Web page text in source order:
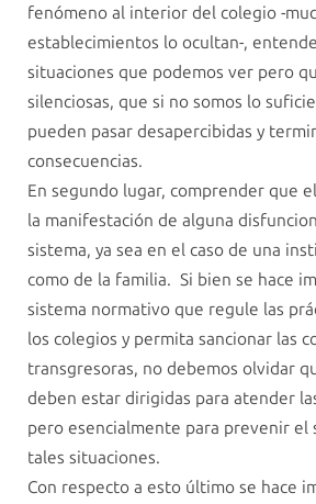
fenómeno al interior del colegio -
establecimientos lo ocultan-,
situaciones que podemos ver pero
silenciosas, que si no somos lo
pueden pasar desapercibidas y
consecuencias.
En segundo lugar, comprender que
la manifestación de alguna
sistema, ya sea en el caso de una
como de la familia. Si bien se hace
sistema normativo que regule las
los colegios y permita sancionar las
transgresoras, no debemos olvidar
deben estar dirigidas para atender
pero esencialmente para prevenir el
tales situaciones.
Con respecto a esto último se hace